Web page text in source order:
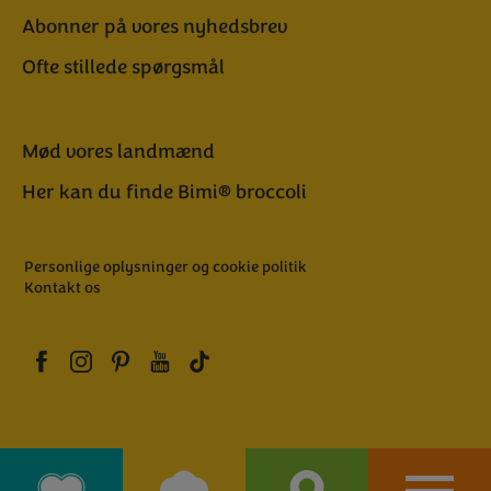
Abonner på vores nyhedsbrev
Ofte stillede spørgsmål
Mød vores landmænd
Her kan du finde Bimi® broccoli
Personlige oplysninger og cookie politik
Kontakt os